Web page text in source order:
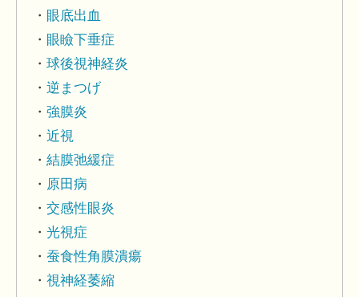
眼底出血
眼瞼下垂症
球後視神経炎
逆まつげ
強膜炎
近視
結膜弛緩症
原田病
交感性眼炎
光視症
蚕食性角膜潰瘍
視神経萎縮